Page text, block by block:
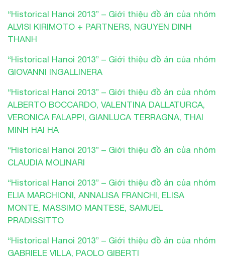
“Historical Hanoi 2013” – Giới thiệu đồ án của nhóm
ALVISI KIRIMOTO + PARTNERS, NGUYEN DINH
THANH
“Historical Hanoi 2013” – Giới thiệu đồ án của nhóm
GIOVANNI INGALLINERA
“Historical Hanoi 2013” – Giới thiệu đồ án của nhóm
ALBERTO BOCCARDO, VALENTINA DALLATURCA,
VERONICA FALAPPI, GIANLUCA TERRAGNA, THAI
MINH HAI HA
“Historical Hanoi 2013” – Giới thiệu đồ án của nhóm
CLAUDIA MOLINARI
“Historical Hanoi 2013” – Giới thiệu đồ án của nhóm
ELIA MARCHIONI, ANNALISA FRANCHI, ELISA
MONTE, MASSIMO MANTESE, SAMUEL
PRADISSITTO
“Historical Hanoi 2013” – Giới thiệu đồ án của nhóm
GABRIELE VILLA, PAOLO GIBERTI